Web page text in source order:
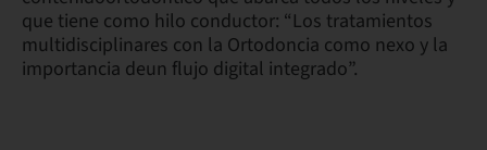
que tiene como hilo conductor: “Los tratamientos
multidisciplinares con la Ortodoncia como nexo y la
importancia deun flujo digital integrado”.